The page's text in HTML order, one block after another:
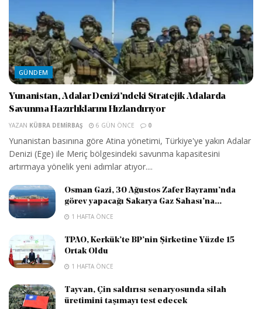
GÜNDEM
Yunanistan, Adalar Denizi’ndeki Stratejik Adalarda
Savunma Hazırlıklarını Hızlandırıyor
YAZAN KÜBRA DEMIRBAŞ 6 GÜN ÖNCE 0
Yunanistan basınına göre Atina yönetimi, Türkiye'ye yakın Adalar
Denizi (Ege) ile Meriç bölgesindeki savunma kapasitesini
artırmaya yönelik yeni adımlar atıyor....
Osman Gazi, 30 Ağustos Zafer Bayramı’nda
görev yapacağı Sakarya Gaz Sahası’na...
1 HAFTA ÖNCE
TPAO, Kerkük’te BP’nin Şirketine Yüzde 15
Ortak Oldu
1 HAFTA ÖNCE
Tayvan, Çin saldırısı senaryosunda silah
üretimini taşımayı test edecek